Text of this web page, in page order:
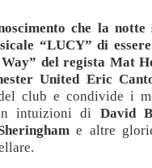
che la notte
“LUCY” di
del regista Mat
United Eric
club e condivide i
intuizioni di David
e altre